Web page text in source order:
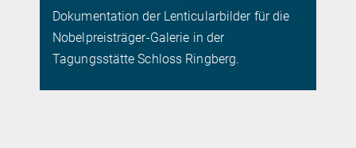
Dokumentation der Lenticularbilder für die
Nobelpreisträger-Galerie in der
Tagungsstätte Schloss Ringberg.